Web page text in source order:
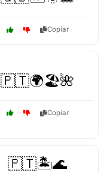
Copiar
🇵🇹🌍🏖️🌺
Copiar
🇵🇹🏝️🌊